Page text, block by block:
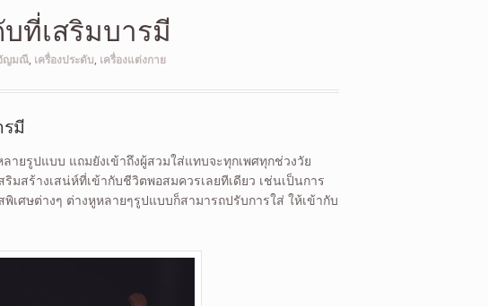
ที่เสริมบารมี
ญมณี, เครื่องประดับ, เครื่องแต่งกาย
รมี
ายรูปแบบ แถมยังเข้าถึงผู้สวมใส่แทบจะทุกเพศทุกช่วงวัย
สร้างเสน่ห์ที่เข้ากับชีวิตพอสมควรเลยทีเดียว เช่นเป็นการ
เศษต่างๆ ต่างหูหลายๆรูปแบบก็สามารถปรับการใส่ ให้เข้ากับ